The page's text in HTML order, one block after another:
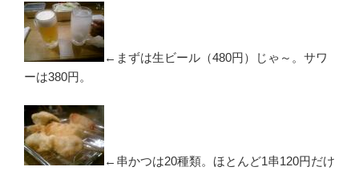
←まずは生ビール（480円）じゃ～。サワ
ーは380円。
←串かつは20種類。ほとんど1串120円だけ